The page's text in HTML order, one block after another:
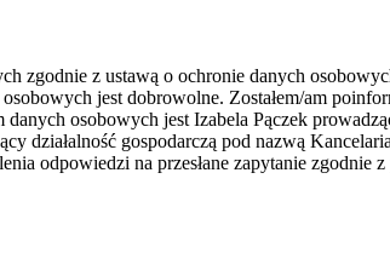
zgodnie z ustawą o ochronie danych
jest dobrowolne. Zostałem/am
osobowych jest Izabela Pączek
działalność gospodarczą pod nazwą
odpowiedzi na przesłane zapytanie zgodnie